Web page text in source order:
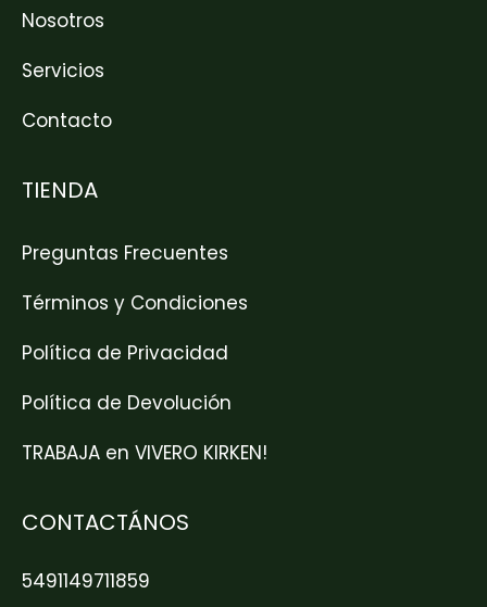
Nosotros
Servicios
Contacto
TIENDA
Preguntas Frecuentes
Términos y Condiciones
Política de Privacidad
Política de Devolución
TRABAJA en VIVERO KIRKEN!
CONTACTÁNOS
5491149711859